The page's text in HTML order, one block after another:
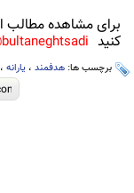
برای مشاهده مطالب
کنید bultaneghtsadi@
برچسب ها: هدفمند ، یارانه ،